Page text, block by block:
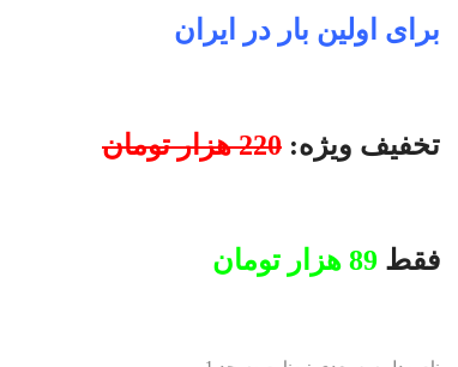
برای اولین بار در ایران
تخفیف ویژه: 220 هزار تومان
فقط 89 هزار تومان